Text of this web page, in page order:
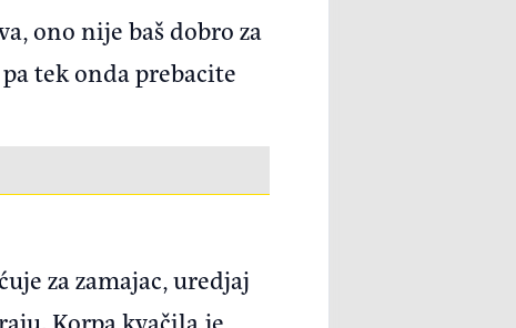
ono nije baš dobro za
tek onda prebacite
za zamajac, uredjaj